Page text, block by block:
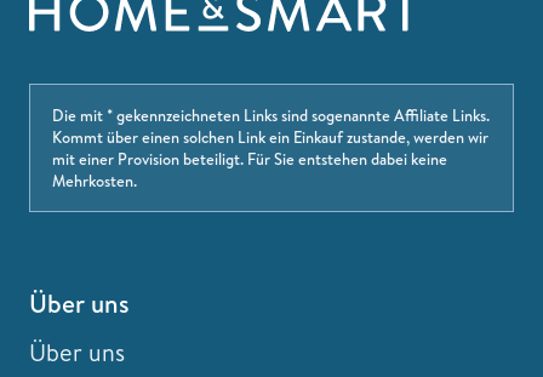
Die mit * gekennzeichneten Links sind sogenannte Affiliate Links.
Kommt über einen solchen Link ein Einkauf zustande, werden wir
mit einer Provision beteiligt. Für Sie entstehen dabei keine
Mehrkosten.
Über uns
Über uns